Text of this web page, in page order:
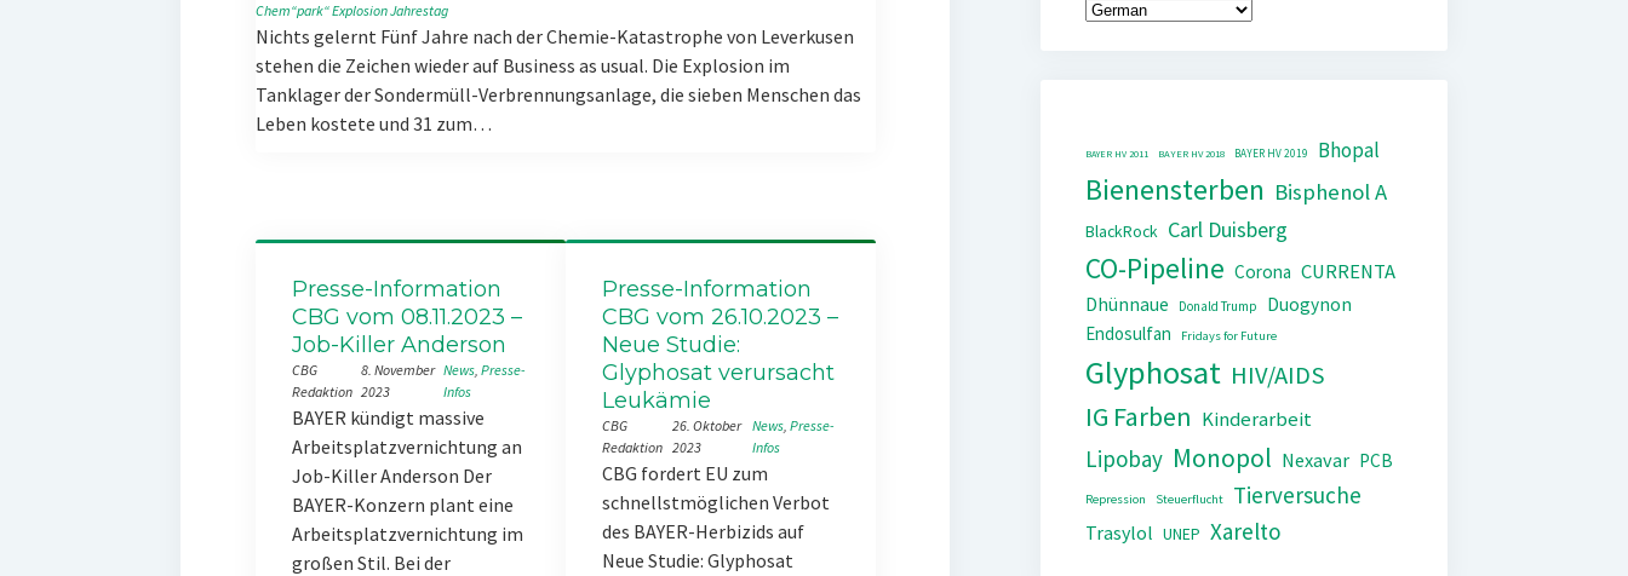
Chem“park“ExplosionJahrestag
Nichts gelernt Fünf Jahre nach der Chemie-Katastrophe von Leverkusen
stehen die Zeichen wieder auf Business as usual. Die Explosion im
Tanklager der Sondermüll-Verbrennungsanlage, die sieben Menschen das
Leben kostete und 31 zum…
Presse-Information
CBG vom 08.11.2023 –
Job-Killer Anderson
CBG
Redaktion
8. November
2023
News, Presse-
Infos
BAYER kündigt massive
Arbeitsplatzvernichtung an
Job-Killer Anderson Der
BAYER-Konzern plant eine
Arbeitsplatzvernichtung im
großen Stil. Bei der
Presse-Information
CBG vom 26.10.2023 –
Neue Studie:
Glyphosat verursacht
Leukämie
CBG
Redaktion
26. Oktober
2023
News, Presse-
Infos
CBG fordert EU zum
schnellstmöglichen Verbot
des BAYER-Herbizids auf
Neue Studie: Glyphosat
BAYER HV 2011 BAYER HV 2018 BAYER HV 2019 Bhopal
Bienensterben Bisphenol A
BlackRock Carl Duisberg
CO-Pipeline Corona CURRENTA
Dhünnaue Donald Trump
Duogynon
Endosulfan
Fridays for Future
Glyphosat HIV/AIDS
IG Farben Kinderarbeit
Lipobay Monopol Nexavar PCB
Repression Steuerflucht Tierversuche
Trasylol UNEP Xarelto